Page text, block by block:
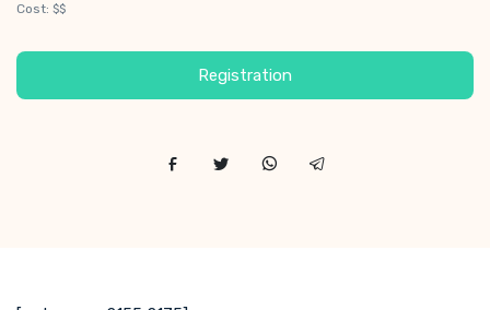
Cost: $$
Registration